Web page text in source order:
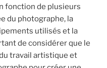
fonction de plusieurs
du photographe, la
utilisés et la
de considérer que le
travail artistique et